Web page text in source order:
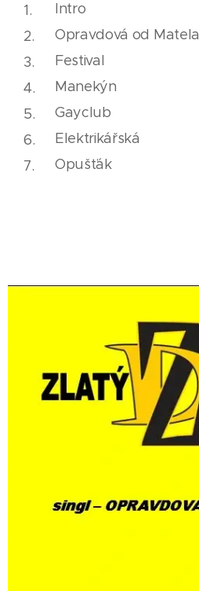
Intro
Opravdová od Matela
Festival
Manekýn
Gayclub
Elektrikářská
Opušťák